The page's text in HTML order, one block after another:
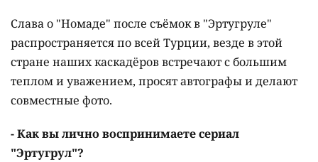
Слава о "Номаде" после съёмок в "Эртугруле"
распространяется по всей Турции, везде в этой
стране наших каскадёров встречают с большим
теплом и уважением, просят автографы и делают
совместные фото.
- Как вы лично воспринимаете сериал
"Эртугрул"?